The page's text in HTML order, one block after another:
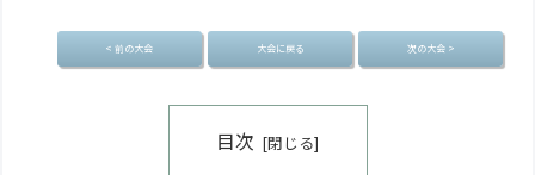
< 前の大会 大会に戻る 次の大会 >
目次